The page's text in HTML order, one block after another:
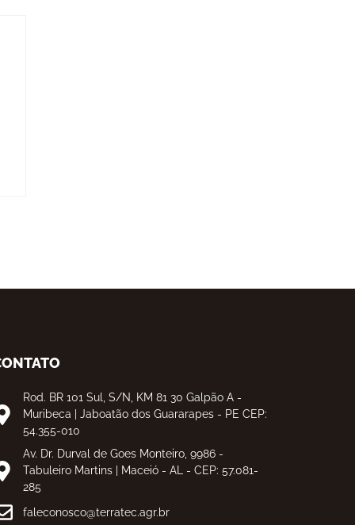
Rod. BR 101 Sul, S/N, KM 81 30 Galpão A -
Muribeca | Jaboatão dos Guararapes - PE CEP:
54.355-010
Av. Dr. Durval de Goes Monteiro, 9986 -
Tabuleiro Martins | Maceió - AL - CEP: 57.081-
285
faleconosco@terratec.agr.br